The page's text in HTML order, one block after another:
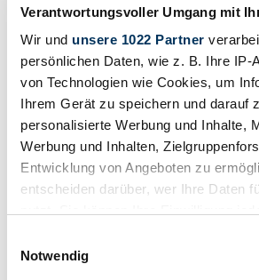
Verantwortungsvoller Umgang mit
Wir und unsere 1022 Partner
persönlichen Daten, wie z. B. Ihre IP-
von Technologien wie Cookies, um
Ihrem Gerät zu speichern und darauf
personalisierte Werbung und Inhalte,
Werbung und Inhalten,
Entwicklung von Angeboten zu
entscheiden darüber, wer Ihre Daten
Trigger Symbol ändern oder widerrufen
Notwendig
Venditore
L'inserzione è scaduta